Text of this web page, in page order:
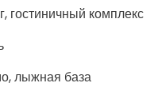
гостиничный комплекс
лыжная база